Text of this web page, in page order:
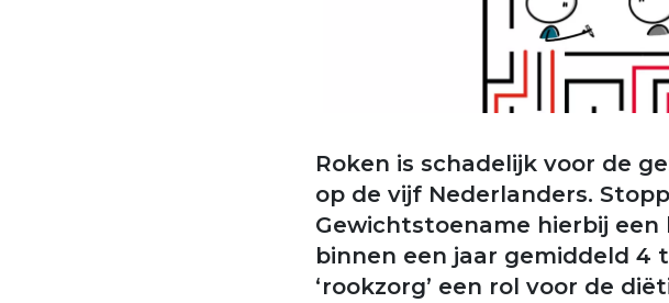
Roken is schadelijk voor de
op de vijf Nederlanders.
Gewichtstoename hierbij
binnen een jaar gemiddeld 4
‘rookzorg’ een rol voor de